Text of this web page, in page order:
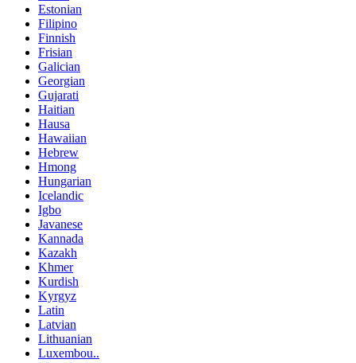
Estonian
Filipino
Finnish
Frisian
Galician
Georgian
Gujarati
Haitian
Hausa
Hawaiian
Hebrew
Hmong
Hungarian
Icelandic
Igbo
Javanese
Kannada
Kazakh
Khmer
Kurdish
Kyrgyz
Latin
Latvian
Lithuanian
Luxembou..